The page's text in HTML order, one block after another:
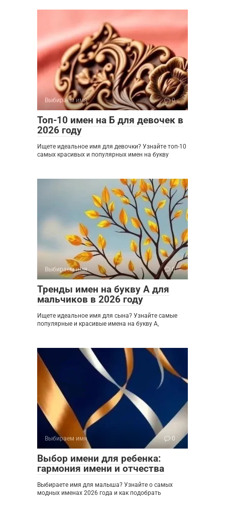
Выбираем имя 0
Топ-10 имен на Б для девочек в
2026 году
Ищете идеальное имя для девочки? Узнайте топ-10
самых красивых и популярных имен на букву
Выбираем имя 0
Тренды имен на букву А для
мальчиков в 2026 году
Ищете идеальное имя для сына? Узнайте самые
популярные и красивые имена на букву А,
Выбираем имя 0
Выбор имени для ребенка:
гармония имени и отчества
Выбираете имя для малыша? Узнайте о самых
модных именах 2026 года и как подобрать